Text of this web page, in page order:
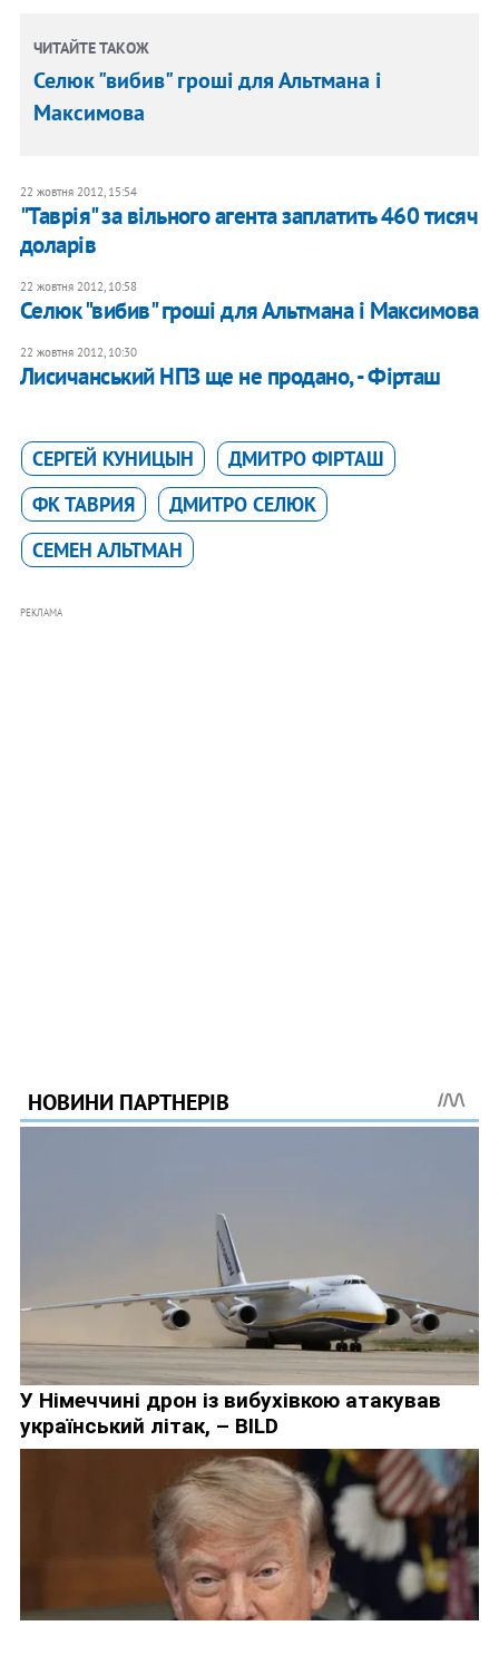
ЧИТАЙТЕ ТАКОЖ
Селюк "вибив" гроші для Альтмана і
Максимова
22 жовтня 2012, 15:54
"Таврія" за вільного агента заплатить 460 тисяч
доларів
22 жовтня 2012, 10:58
Селюк "вибив" гроші для Альтмана і Максимова
22 жовтня 2012, 10:30
Лисичанський НПЗ ще не продано, - Фірташ
СЕРГЕЙ КУНИЦЫН
ДМИТРО ФІРТАШ
ФК ТАВРИЯ
ДМИТРО СЕЛЮК
СЕМЕН АЛЬТМАН
РЕКЛАМА